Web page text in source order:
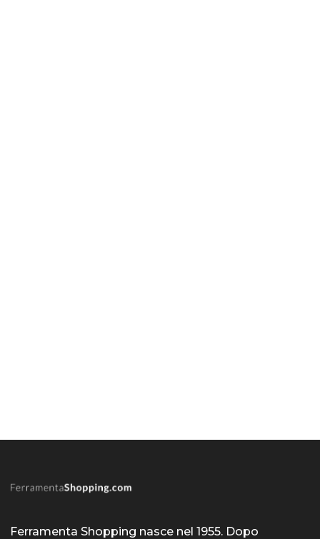
Ferramenta Shopping nasce nel 1955. Dopo